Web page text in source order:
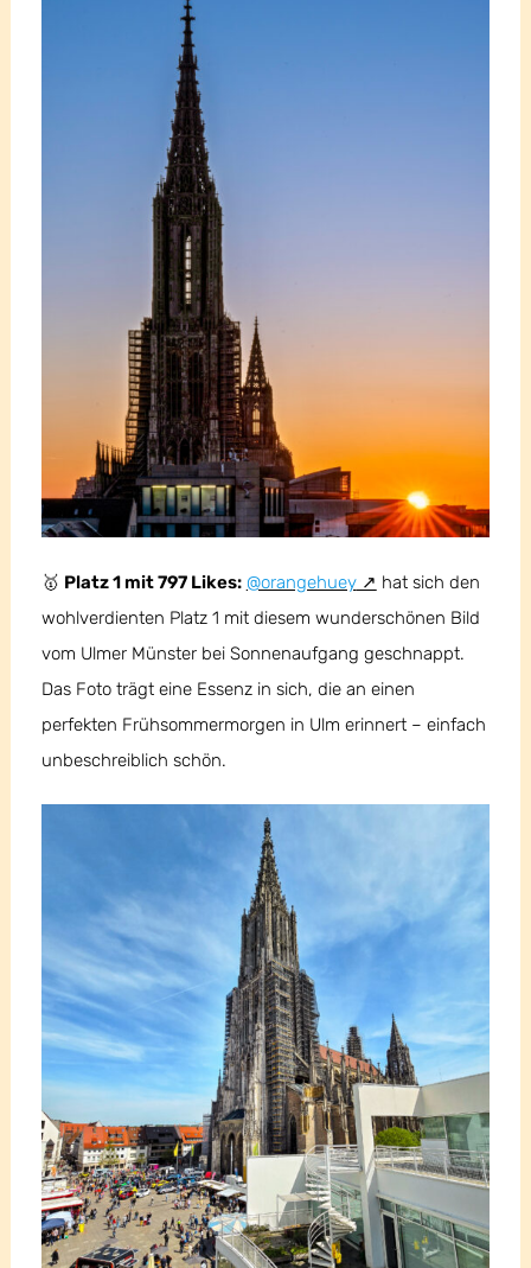
🥇 Platz 1 mit 797 Likes: @orangehuey
hat sich den
wohlverdienten Platz 1 mit diesem wunderschönen Bild
vom Ulmer Münster bei Sonnenaufgang geschnappt.
Das Foto trägt eine Essenz in sich, die an einen
perfekten Frühsommermorgen in Ulm erinnert – einfach
unbeschreiblich schön.